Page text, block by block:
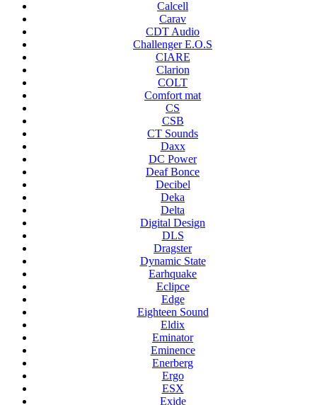
Calcell
Carav
CDT Audio
Challenger E.O.S
CIARE
Clarion
COLT
Comfort mat
CS
CSB
CT Sounds
Daxx
DC Power
Deaf Bonce
Decibel
Deka
Delta
Digital Design
DLS
Dragster
Dynamic State
Earhquake
Eclipce
Edge
Eighteen Sound
Eldix
Eminator
Eminence
Enerberg
Ergo
ESX
Exide